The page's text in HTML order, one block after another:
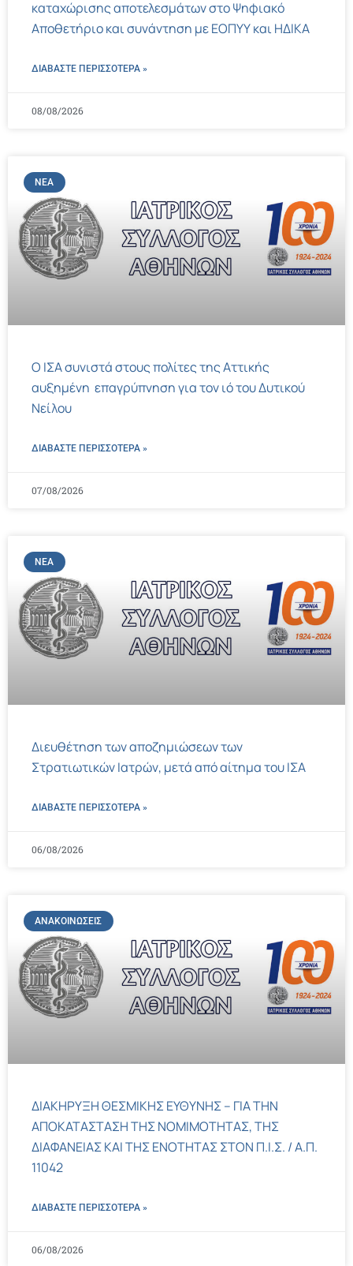
καταχώρισης αποτελεσμάτων στο Ψηφιακό
Αποθετήριο και συνάντηση με ΕΟΠΥΥ και ΗΔΙΚΑ
ΔΙΑΒΑΣΤΕ ΠΕΡΙΣΣΌΤΕΡΑ »
08/08/2026
ΝΈΑ
Ο ΙΣΑ συνιστά στους πολίτες της Αττικής
αυξημένη επαγρύπνηση για τον ιό του Δυτικού
Νείλου
ΔΙΑΒΑΣΤΕ ΠΕΡΙΣΣΌΤΕΡΑ »
07/08/2026
ΝΈΑ
Διευθέτηση των αποζημιώσεων των
Στρατιωτικών Ιατρών, μετά από αίτημα του ΙΣΑ
ΔΙΑΒΑΣΤΕ ΠΕΡΙΣΣΌΤΕΡΑ »
06/08/2026
ΑΝΑΚΟΙΝΏΣΕΙΣ
ΔΙΑΚΗΡΥΞΗ ΘΕΣΜΙΚΗΣ ΕΥΘΥΝΗΣ – ΓΙΑ ΤΗΝ
ΑΠΟΚΑΤΑΣΤΑΣΗ ΤΗΣ ΝΟΜΙΜΟΤΗΤΑΣ, ΤΗΣ
ΔΙΑΦΑΝΕΙΑΣ ΚΑΙ ΤΗΣ ΕΝΟΤΗΤΑΣ ΣΤΟΝ Π.Ι.Σ. / Α.Π.
11042
ΔΙΑΒΑΣΤΕ ΠΕΡΙΣΣΌΤΕΡΑ »
06/08/2026